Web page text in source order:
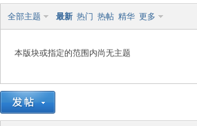
全部主题 最新 热门 热帖 精华 更多
本版块或指定的范围内尚无主题